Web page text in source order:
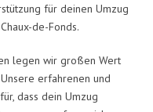
für deinen Umzug
de-Fonds.
legen wir großen Wert
erfahrenen und
dass dein Umzug